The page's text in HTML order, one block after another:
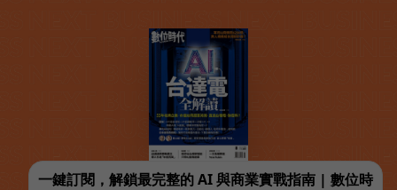
一鍵訂閱，解鎖最完整的 AI 與商業實戰指南 | 數位時